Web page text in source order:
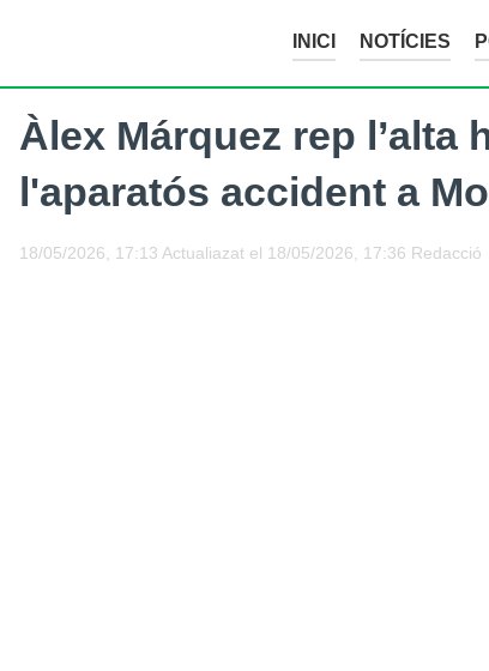
INICI NOTÍCIES
Àlex Márquez rep l’alta
l'aparatós accident a
18/05/2026, 17:13 Actualiazat el 18/05/2026, 17:36 Redacció